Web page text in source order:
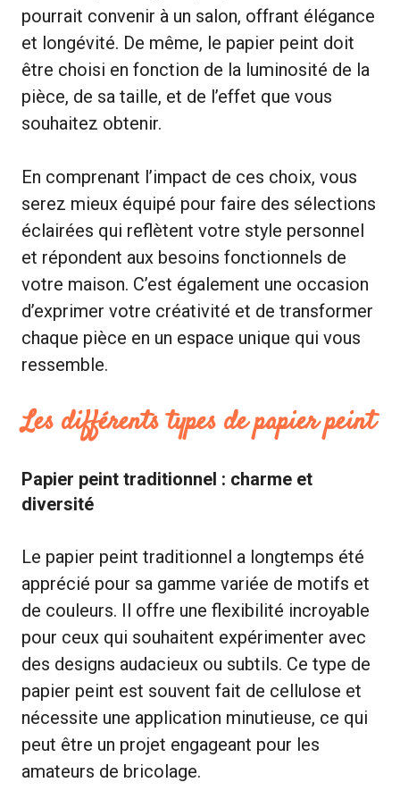
pourrait convenir à un salon, offrant élégance
et longévité. De même, le papier peint doit
être choisi en fonction de la luminosité de la
pièce, de sa taille, et de l’effet que vous
souhaitez obtenir.
En comprenant l’impact de ces choix, vous
serez mieux équipé pour faire des sélections
éclairées qui reflètent votre style personnel
et répondent aux besoins fonctionnels de
votre maison. C’est également une occasion
d’exprimer votre créativité et de transformer
chaque pièce en un espace unique qui vous
ressemble.
Les différents types de papier peint
Papier peint traditionnel : charme et
diversité
Le papier peint traditionnel a longtemps été
apprécié pour sa gamme variée de motifs et
de couleurs. Il offre une flexibilité incroyable
pour ceux qui souhaitent expérimenter avec
des designs audacieux ou subtils. Ce type de
papier peint est souvent fait de cellulose et
nécessite une application minutieuse, ce qui
peut être un projet engageant pour les
amateurs de bricolage.